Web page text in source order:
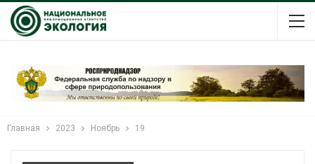
Главная 2023 Ноябрь 19